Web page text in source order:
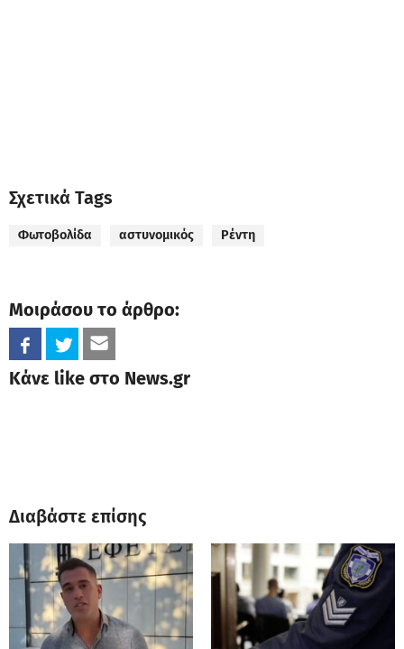
Σχετικά Tags
Φωτοβολίδα αστυνομικός Ρέντη
Μοιράσου το άρθρο:
Κάνε like στο News.gr
Διαβάστε επίσης